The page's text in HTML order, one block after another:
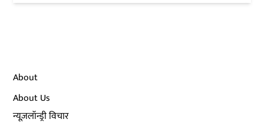
About
About Us
न्यूज़लॉन्ड्री विचार